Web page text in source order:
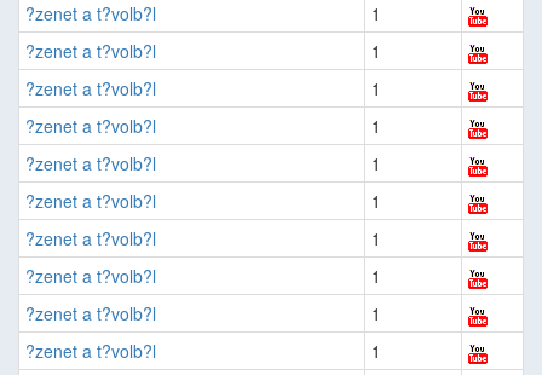
?zenet a t?volb?l
1
?zenet a t?volb?l
1
?zenet a t?volb?l
1
?zenet a t?volb?l
1
?zenet a t?volb?l
1
?zenet a t?volb?l
1
?zenet a t?volb?l
1
?zenet a t?volb?l
1
?zenet a t?volb?l
1
?zenet a t?volb?l
1